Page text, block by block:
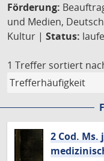
Förderung:
und Medien,
Kultur | Status:
1 Treffer sortiert
2 Cod. Ms.